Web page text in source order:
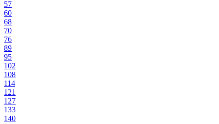
57
60
68
70
76
89
95
102
108
114
121
127
133
140